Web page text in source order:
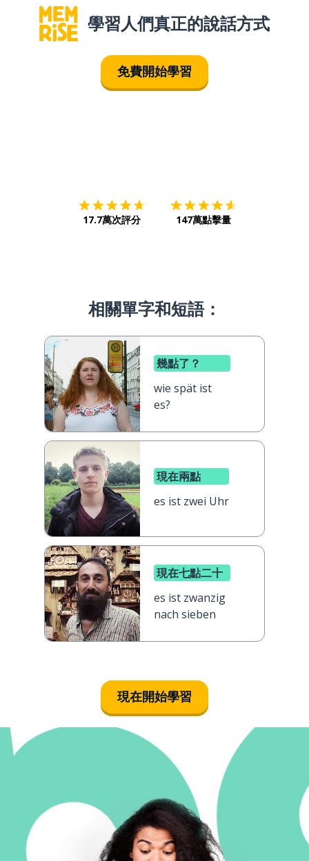
學習人們真正的說話方式
免費開始學習
17.7萬次評分 147萬點擊量
相關單字和短語：
幾點了？
wie spät ist
es?
現在兩點
es ist zwei Uhr
現在七點二十
es ist zwanzig
nach sieben
現在開始學習